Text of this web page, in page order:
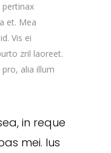
pertinax
et. Mea
Vis ei
zril laoreet.
alia illum
in reque
mei. Ius